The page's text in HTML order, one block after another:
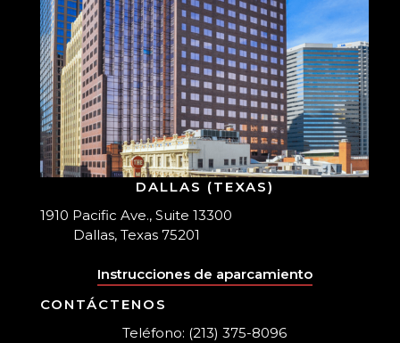
DALLAS (TEXAS)
1910 Pacific Ave., Suite 13300
Dallas, Texas 75201
Instrucciones de aparcamiento
CONTÁCTENOS
Teléfono: (213) 375-8096